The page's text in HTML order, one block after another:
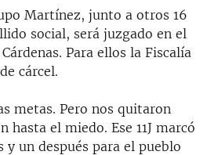
Martínez, junto a otros 16
social, será juzgado en el
Para ellos la Fiscalía
cárcel.
metas. Pero nos quitaron
el miedo. Ese 11J marcó
un después para el pueblo